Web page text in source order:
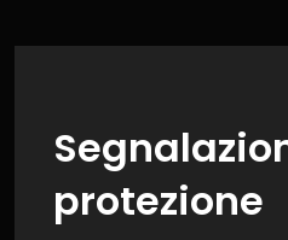
protezione